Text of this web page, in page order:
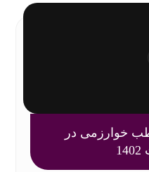
خوارزمی در